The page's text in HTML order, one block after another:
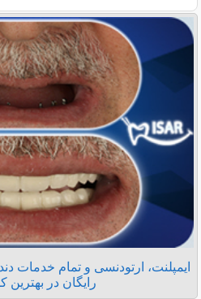
ایمپلنت، ارتودنسی و تمام خدمات
رایگان در بهترین